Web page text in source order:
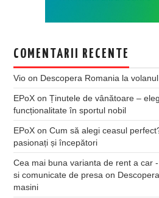
COMENTARII RECENTE
Vio on Descopera Romania la
EPoX onȚinutele de vânătoare –
funcționalitate în sportul nobil
EPoX onCum să alegi ceasul
pasionați și începători
Cea mai buna varianta de rent a car
si comunicate de presa on
masini